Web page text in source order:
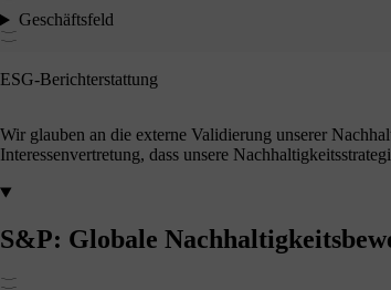
Geschäftsfeld
ESG-Berichterstattung
Wir glauben an die externe Validierung unserer
Interessenvertretung, dass unsere
S&P: Globale